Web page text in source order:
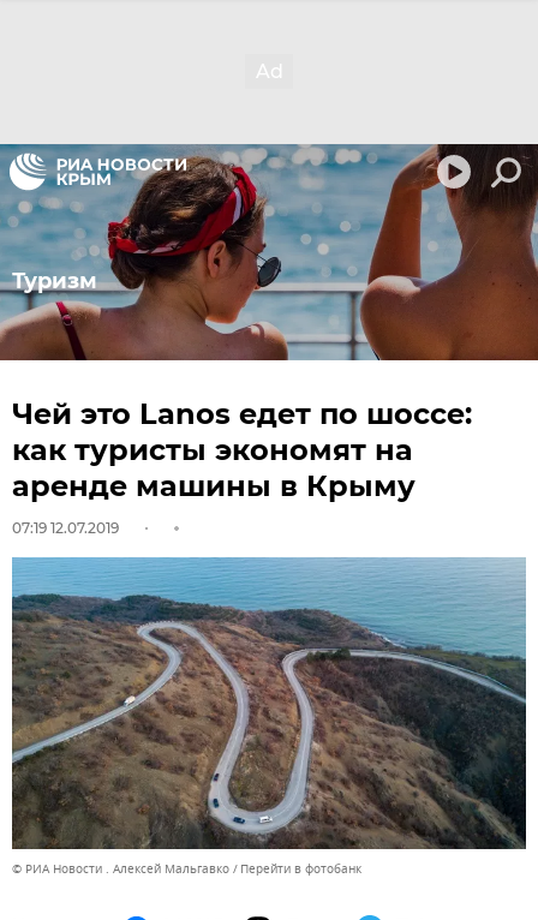
Туризм
Чей это Lanos едет по шоссе:
как туристы экономят на
аренде машины в Крыму
07:19 12.07.2019
© РИА Новости . Алексей Мальгавко Перейти в фотобанк